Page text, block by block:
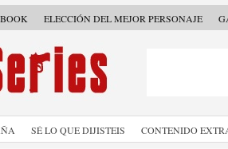
ELECCIÓN DEL MEJOR PERSONAJE
SÉ LO QUE DIJISTEIS CONTENIDO